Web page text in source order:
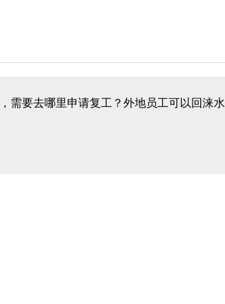
需要去哪里申请复工？外地员工可以回涞水